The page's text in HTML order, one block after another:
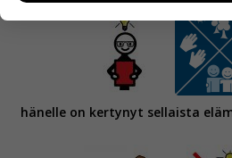
hänelle on kertynyt sellaista
yksittäiseen käyttäjään.
Voit valita, hyväksytkö näiden